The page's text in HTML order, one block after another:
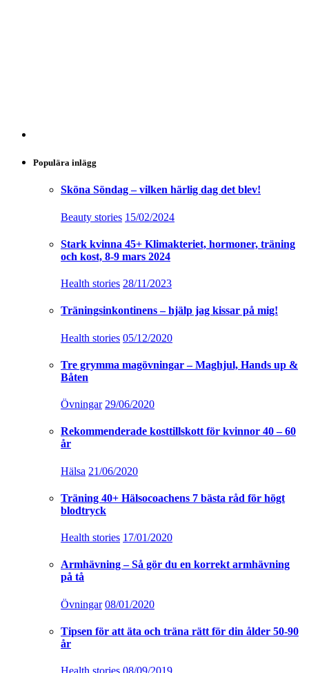
Populära inlägg
Sköna Söndag – vilken härlig dag det blev!
Beauty stories 15/02/2024
Stark kvinna 45+ Klimakteriet, hormoner, träning
och kost, 8-9 mars 2024
Health stories 28/11/2023
Träningsinkontinens – hjälp jag kissar på mig!
Health stories 05/12/2020
Tre grymma magövningar – Maghjul, Hands up &
Båten
Övningar 29/06/2020
Rekommenderade kosttillskott för kvinnor 40 – 60
år
Hälsa 21/06/2020
Träning 40+ Hälsocoachens 7 bästa råd för högt
blodtryck
Health stories 17/01/2020
Armhävning – Så gör du en korrekt armhävning
på tå
Övningar 08/01/2020
Tipsen för att äta och träna rätt för din ålder 50-90
år